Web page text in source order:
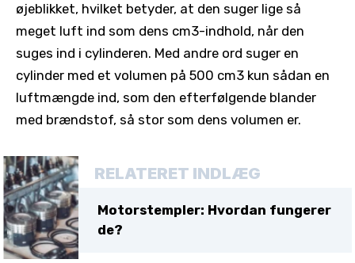
øjeblikket, hvilket betyder, at den suger lige så
meget luft ind som dens cm3-indhold, når den
suges ind i cylinderen. Med andre ord suger en
cylinder med et volumen på 500 cm3 kun sådan en
luftmængde ind, som den efterfølgende blander
med brændstof, så stor som dens volumen er.
RELATERET INDLÆG
Motorstempler: Hvordan fungerer
de?